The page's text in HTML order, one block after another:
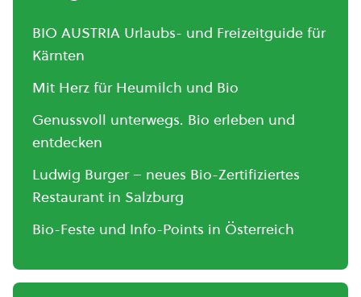
BIO AUSTRIA Urlaubs- und Freizeitguide für
Kärnten
Mit Herz für Heumilch und Bio
Genussvoll unterwegs. Bio erleben und
entdecken
Ludwig Burger – neues Bio-Zertifiziertes
Restaurant in Salzburg
Bio-Feste und Info-Points in Österreich